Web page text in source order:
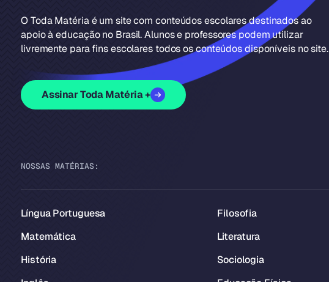
O Toda Matéria é um site com conteúdos escolares destinados ao
apoio à educação no Brasil. Alunos e professores podem utilizar
livremente para fins escolares todos os conteúdos disponíveis no site.
Assinar Toda Matéria +
NOSSAS MATÉRIAS:
Língua Portuguesa
Matemática
História
Filosofia
Literatura
Sociologia